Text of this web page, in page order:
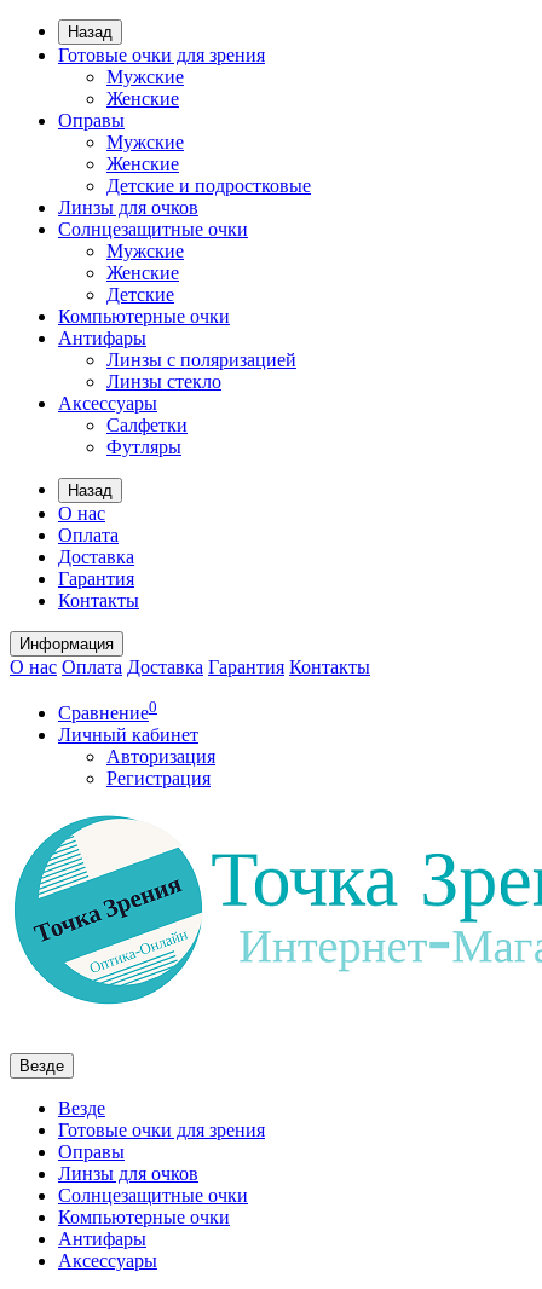
Назад
Готовые очки для зрения
Мужские
Женские
Оправы
Мужские
Женские
Детские и подростковые
Линзы для очков
Солнцезащитные очки
Мужские
Женские
Детские
Компьютерные очки
Антифары
Линзы с поляризацией
Линзы стекло
Аксессуары
Салфетки
Футляры
Назад
О нас
Оплата
Доставка
Гарантия
Контакты
Информация
О нас Оплата Доставка Гарантия Контакты
Сравнение0
Личный кабинет
Авторизация
Регистрация
Везде
Везде
Готовые очки для зрения
Оправы
Линзы для очков
Солнцезащитные очки
Компьютерные очки
Антифары
Аксессуары